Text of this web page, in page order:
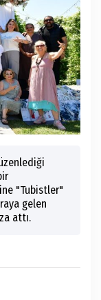
"Tubistler"
gelen
attı.